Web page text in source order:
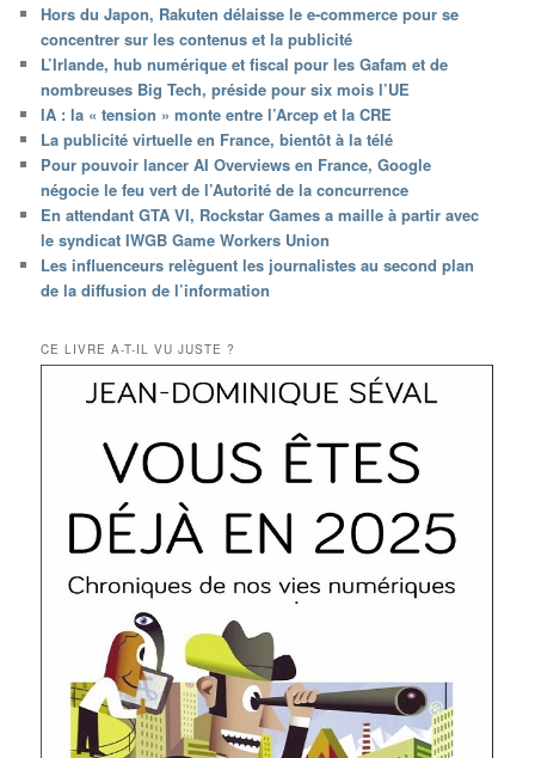
Hors du Japon, Rakuten délaisse le e-commerce pour se
concentrer sur les contenus et la publicité
L’Irlande, hub numérique et fiscal pour les Gafam et de
nombreuses Big Tech, préside pour six mois l’UE
IA : la « tension » monte entre l’Arcep et la CRE
La publicité virtuelle en France, bientôt à la télé
Pour pouvoir lancer AI Overviews en France, Google
négocie le feu vert de l’Autorité de la concurrence
En attendant GTA VI, Rockstar Games a maille à partir avec
le syndicat IWGB Game Workers Union
Les influenceurs relèguent les journalistes au second plan
de la diffusion de l’information
CE LIVRE A-T-IL VU JUSTE ?